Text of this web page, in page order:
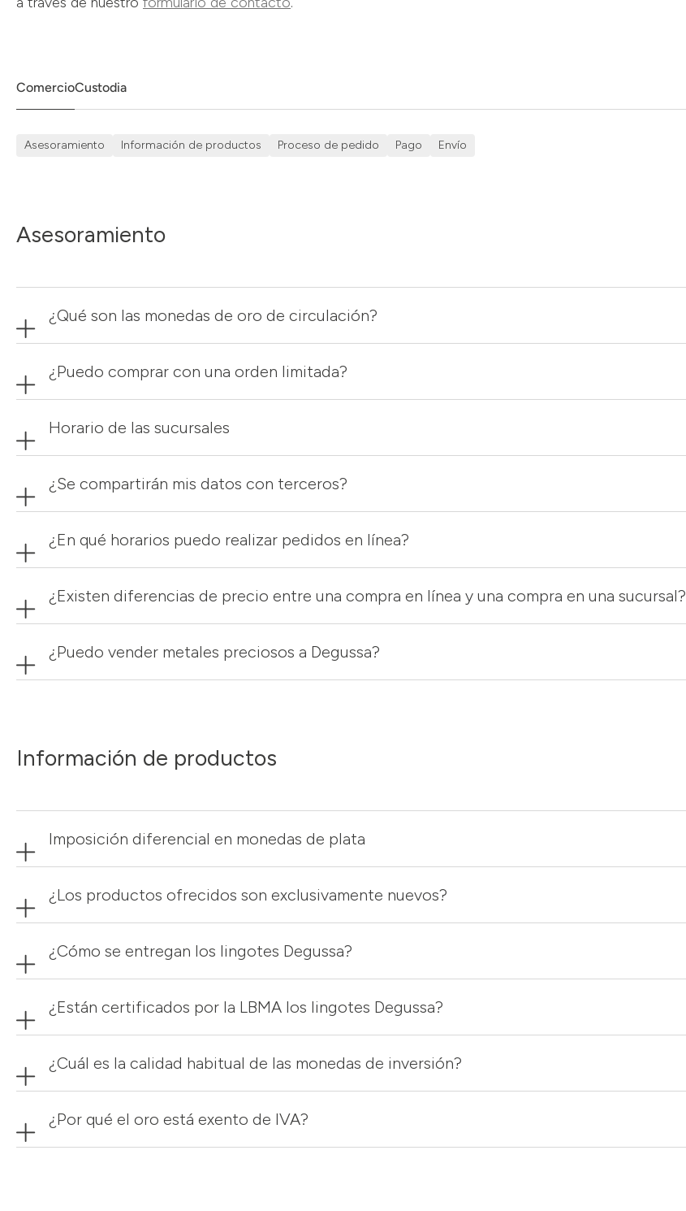
ComercioCustodia
Asesoramiento Información de productos Proceso de pedido Pago Envío
Asesoramiento
¿Qué son las monedas de oro de circulación?
¿Puedo comprar con una orden limitada?
Horario de las sucursales
¿Se compartirán mis datos con terceros?
¿En qué horarios puedo realizar pedidos en línea?
¿Existen diferencias de precio entre una compra en línea y una compra en una sucursal?
¿Puedo vender metales preciosos a Degussa?
Información de productos
Imposición diferencial en monedas de plata
¿Los productos ofrecidos son exclusivamente nuevos?
¿Cómo se entregan los lingotes Degussa?
¿Están certificados por la LBMA los lingotes Degussa?
¿Cuál es la calidad habitual de las monedas de inversión?
¿Por qué el oro está exento de IVA?